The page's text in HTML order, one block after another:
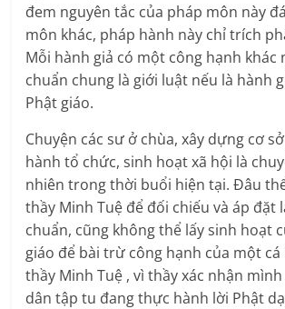
đem nguyên tắc của pháp môn này
môn khác, pháp hành này chỉ trích
Mỗi hành giả có một công hạnh khác
chuẩn chung là giới luật nếu là hành
Phật giáo.
Chuyện các sư ở chùa, xây dựng cơ
hành tổ chức, sinh hoạt xã hội là
nhiên trong thời buổi hiện tại. Đâu
thầy Minh Tuệ để đối chiếu và áp đặt
chuẩn, cũng không thể lấy sinh hoạt
giáo để bài trừ công hạnh của một
thầy Minh Tuệ , vì thầy xác nhận
dân tập tu đang thực hành lời Phật